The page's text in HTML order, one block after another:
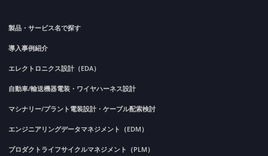
製品・サービス名で探す
導入事例紹介
エレクトロニクス設計（EDA）
自動車/輸送機器電装・ワイヤハーネス設計
マシナリー/プラント電装設計・ケーブル配索検討
エンジニアリングデータマネジメント（EDM）
プロダクトライフサイクルマネジメント（PLM）